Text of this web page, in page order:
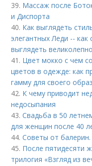
39. Массаж после
и Диспорта
40. Как выглядеть
элегантных Леди -- как
выглядеть великолепно
41. Цвет мокко с чем
цветов в одежде: как
гамму для своего
42. К чему приводит
недосыпания
43.Свадьба в 50
для женщин после 40
44.Советы от
45. После пятидесяти
трилогия «Взгляд из